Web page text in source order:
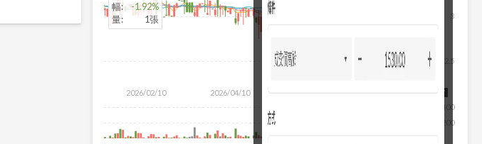
2026/02/10 2026/04/10
2.5
3
2026/08/07
200
400
幅:
-1.92%
量: 1張